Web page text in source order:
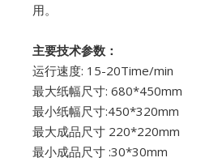
用。
主要技术参数：
运行速度: 15-20Time/min
最大纸幅尺寸: 680*450mm
最小纸幅尺寸:450*320mm
最大成品尺寸 220*220mm
最小成品尺寸 :30*30mm